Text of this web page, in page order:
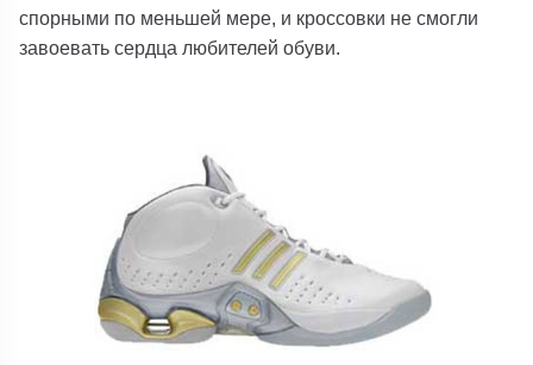
спорными по меньшей мере, и кроссовки не смогли
завоевать сердца любителей обуви.